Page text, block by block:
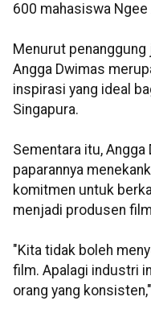
600 mahasiswa
Menurut penanggung
Angga Dwimas
inspirasi yang ideal
Singapura.
Sementara itu,
paparannya
komitmen untuk
menjadi produsen
"Kita tidak boleh
film. Apalagi industri
orang yang